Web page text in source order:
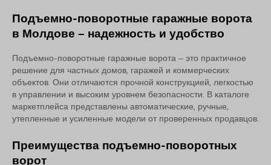
Подъемно-поворотные гаражные ворота
в Молдове – надежность и удобство
Подъемно-поворотные гаражные ворота – это практичное
решение для частных домов, гаражей и коммерческих
объектов. Они отличаются прочной конструкцией, легкостью
в управлении и высоким уровнем безопасности. В каталоге
маркетплейса представлены автоматические, ручные,
утепленные и усиленные модели от проверенных продавцов.
Преимущества подъемно-поворотных
ворот